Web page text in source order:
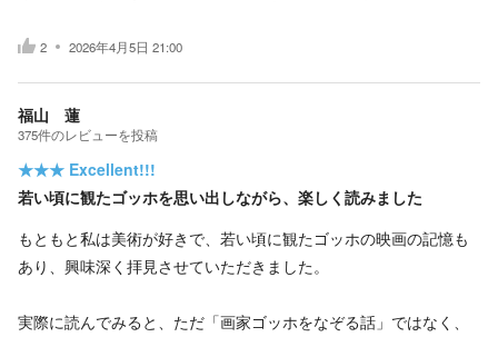
2 2026年4月5日 21:00
福山 蓮
375件のレビューを投稿
★★★ Excellent!!!
若い頃に観たゴッホを思い出しながら、楽しく読みました
もともと私は美術が好きで、若い頃に観たゴッホの映画の記憶も
あり、興味深く拝見させていただきました。
実際に読んでみると、ただ「画家ゴッホをなぞる話」ではなく、